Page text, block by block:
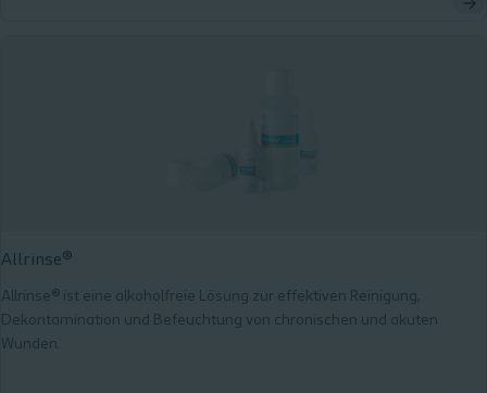
Allrinse®
Allrinse® ist eine alkoholfreie Lösung zur effektiven Reinigung,
Dekontamination und Befeuchtung von chronischen und akuten
Wunden.